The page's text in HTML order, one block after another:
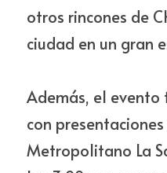
otros rincones de
ciudad en un gran
Además, el evento
con
Metropolitano La